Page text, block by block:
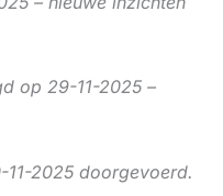
op 29-11-2025 –
2025 doorgevoerd.